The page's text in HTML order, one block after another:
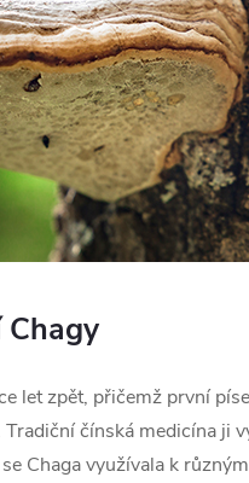
let zpět, přičemž první
čínská medicína ji
Chaga využívala k